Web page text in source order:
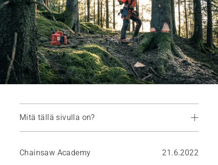
Mitä tällä sivulla on?
Chainsaw Academy 21.6.2022